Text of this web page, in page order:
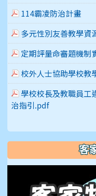
114霸凌防治計畫
多元性別友善教學
定期評量命審題機制
校外人士協助學校教
學校校長及教職員工
治指引.pdf
客